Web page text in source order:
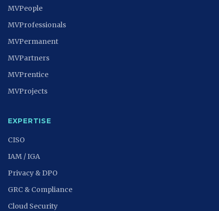
MVPeople
MVProfessionals
MVPermanent
MVPartners
MVPrentice
MVProjects
EXPERTISE
CISO
IAM / IGA
Privacy & DPO
GRC & Compliance
Cloud Security